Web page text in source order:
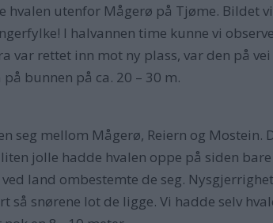
hvalen utenfor Mågerø på Tjøme. Bildet
I halvannen time kunne vi
var rettet inn mot ny plass, var den på
bunnen på ca. 20 – 30 m.
seg mellom Mågerø, Reiern og Mostein.
jolle hadde hvalen oppe på siden
land ombestemte de seg.
snørene lot de ligge. Vi hadde selv